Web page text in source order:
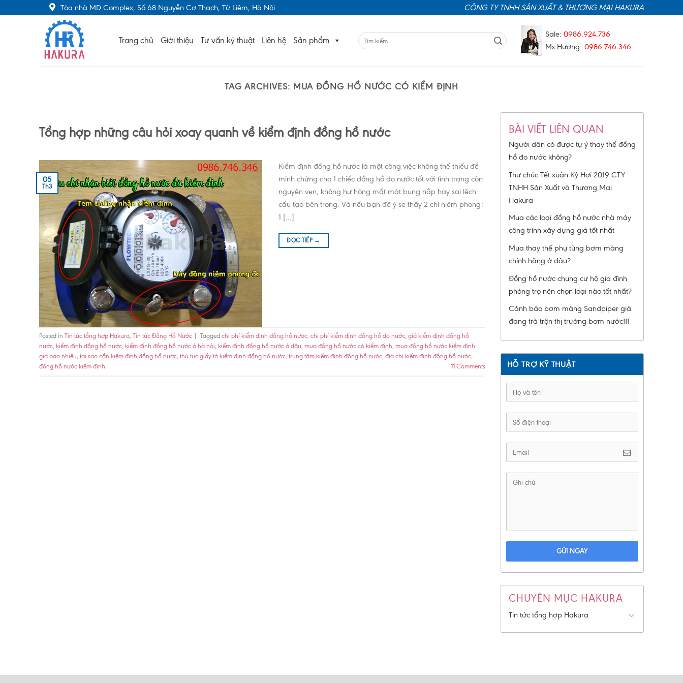
Tòa nhà MD Complex, Số 68 Nguyễn Cơ Thạch, Từ Liêm, Hà Nội CÔNG TY TNHH SẢN XUẤT & THƯƠNG MẠI HAKURA
Trang chủ Giới thiệu Sản phẩm
Tư vấn kỹ thuật Liên hệ
Sale: 0986.924.736
Ms Hương: 0986.746.346
TAG ARCHIVES: MUA ĐỒNG HỒ NƯỚC CÓ KIỂM ĐỊNH
Tổng hợp những câu hỏi xoay quanh về kiểm định đồng hồ nước
05
Th3
Kiểm định đồng hồ nước là một công việc không thể thiếu để
minh chứng cho 1 chiếc đồng hồ đo nước tốt với tình trạng còn
nguyên vẹn, không hư hỏng mất mát bung nắp hay sai lệch
cấu tạo bên trong. Và nếu bạn để ý sẽ thấy 2 chì niêm phong:
1 […]
ĐỌC TIẾP →
Posted in Tin tức tổng hợp Hakura, Tin tức Đồng Hồ Nước Tagged chi phí kiểm định đồng hồ nước, chi phí kiểm định đồng hồ đo nước, giá kiểm định đồng hồ
nước, kiểm định đồng hồ nước, kiểm định đồng hồ nước ở hà nội, kiểm định đồng hồ nước ở đâu, mua đồng hồ nước có kiểm định, mua đồng hồ nước kiểm định
giá bao nhiêu, tại sao cần kiểm định đồng hồ nước, thủ tục giấy tờ kiểm định đồng hồ nước, trung tâm kiểm định đồng hồ nước, địa chỉ kiểm định đồng hồ nước,
đồng hồ nước kiểm định
11 Comments
BÀI VIẾT LIÊN QUAN
Người dân có được tự ý thay thế đồng
hồ đo nước không?
Thư chúc Tết xuân Kỷ Hợi 2019 CTY
TNHH Sản Xuất và Thương Mại
Hakura
Mua các loại đồng hồ nước nhà máy
công trình xây dựng giá tốt nhất
Mua thay thế phụ tùng bơm màng
chính hãng ở đâu?
Đồng hồ nước chung cư hộ gia đình
phòng trọ nên chọn loại nào tốt nhất?
Cảnh báo bơm màng Sandpiper giả
đang trà trộn thị trường bơm nước!!!
HỖ TRỢ KỸ THUẬT
GỬI NGAY
CHUYÊN MỤC HAKURA
Tin tức tổng hợp Hakura